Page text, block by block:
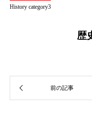
History category3
歴